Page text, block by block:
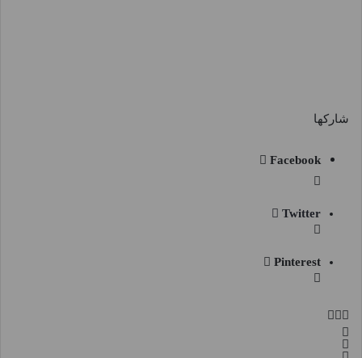
شاركها
Facebook
Twitter
Pinterest